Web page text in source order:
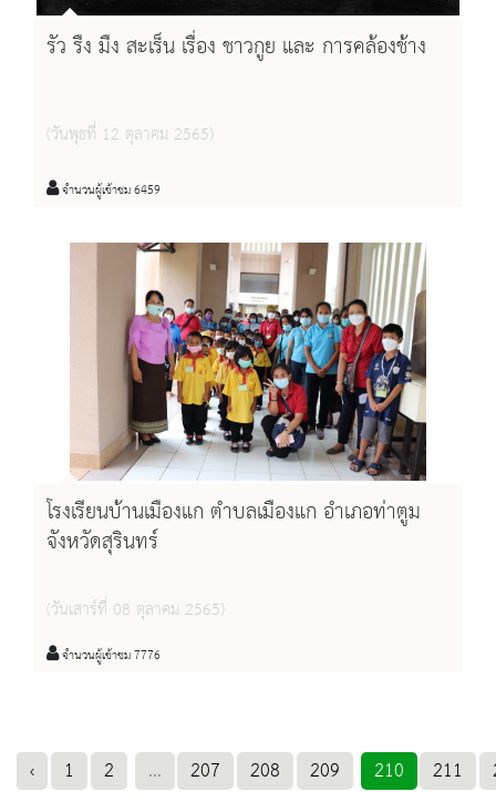
รัว รืง มืง สะเร็น เรื่อง ชาวกูย และ การคล้องช้าง
(วันพุธที่ 12 ตุลาคม 2565)
จำนวนผู้เข้าชม 6459
โรงเรียนบ้านเมืองแก ตำบลเมืองแก อำเภอท่าตูม
จังหวัดสุรินทร์
(วันเสาร์ที่ 08 ตุลาคม 2565)
จำนวนผู้เข้าชม 7776
‹ 1 2 ... 207 208 209 210 211